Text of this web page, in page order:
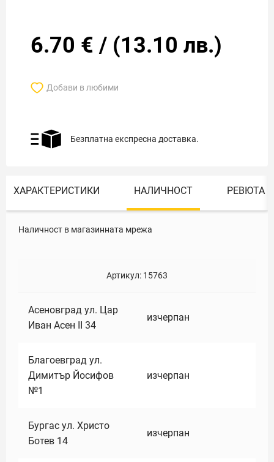
6.70 € / (13.10 лв.)
Добави в любими
Безплатна експресна доставка.
ХАРАКТЕРИСТИКИ НАЛИЧНОСТ РЕВЮТА
Наличност в магазинната мрежа
Артикул: 15763
Асеновград ул. Цар
Иван Асен II 34
изчерпан
Благоевград ул.
Димитър Йосифов
№1
изчерпан
Бургас ул. Христо
Ботев 14
изчерпан